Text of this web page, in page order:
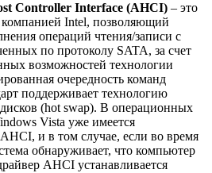
Controller Interface (AHCI) – это
Intel, позволяющий
операций чтения/записи с
по протоколу SATA, за счет
возможностей технологии
очередность команд
поддерживает технологию
(hot swap). В операционных
Vista уже имеется
и в том случае, если во время
обнаруживает, что компьютер
AHCI устанавливается